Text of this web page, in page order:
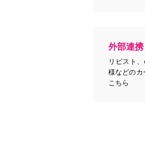
外部連携
リピスト
様などのカ
こちら